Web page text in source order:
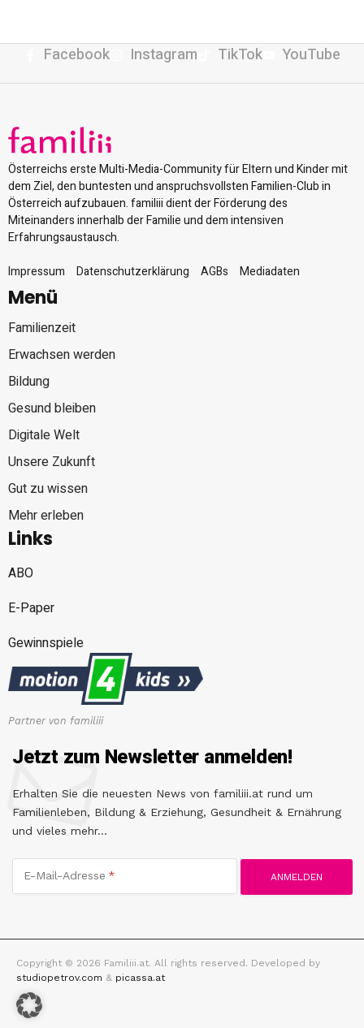
Facebook Instagram TikTok YouTube
Österreichs erste Multi-Media-Community für Eltern und Kinder mit
dem Ziel, den buntesten und anspruchsvollsten Familien-Club in
Österreich aufzubauen. familiii dient der Förderung des
Miteinanders innerhalb der Familie und dem intensiven
Erfahrungsaustausch.
Impressum
Datenschutzerklärung AGBs Mediadaten
Menü
Familienzeit
Erwachsen werden
Bildung
Gesund bleiben
Digitale Welt
Unsere Zukunft
Gut zu wissen
Mehr erleben
Links
ABO
E-Paper
Gewinnspiele
Partner von familiii
Jetzt zum Newsletter anmelden!
Erhalten Sie die neuesten News von familiii.at rund um
Familienleben, Bildung & Erziehung, Gesundheit & Ernährung
und vieles mehr...
E-Mail-Adresse
Copyright © 2026 Familiii.at. All rights reserved. Developed by
studiopetrov.com & picassa.at